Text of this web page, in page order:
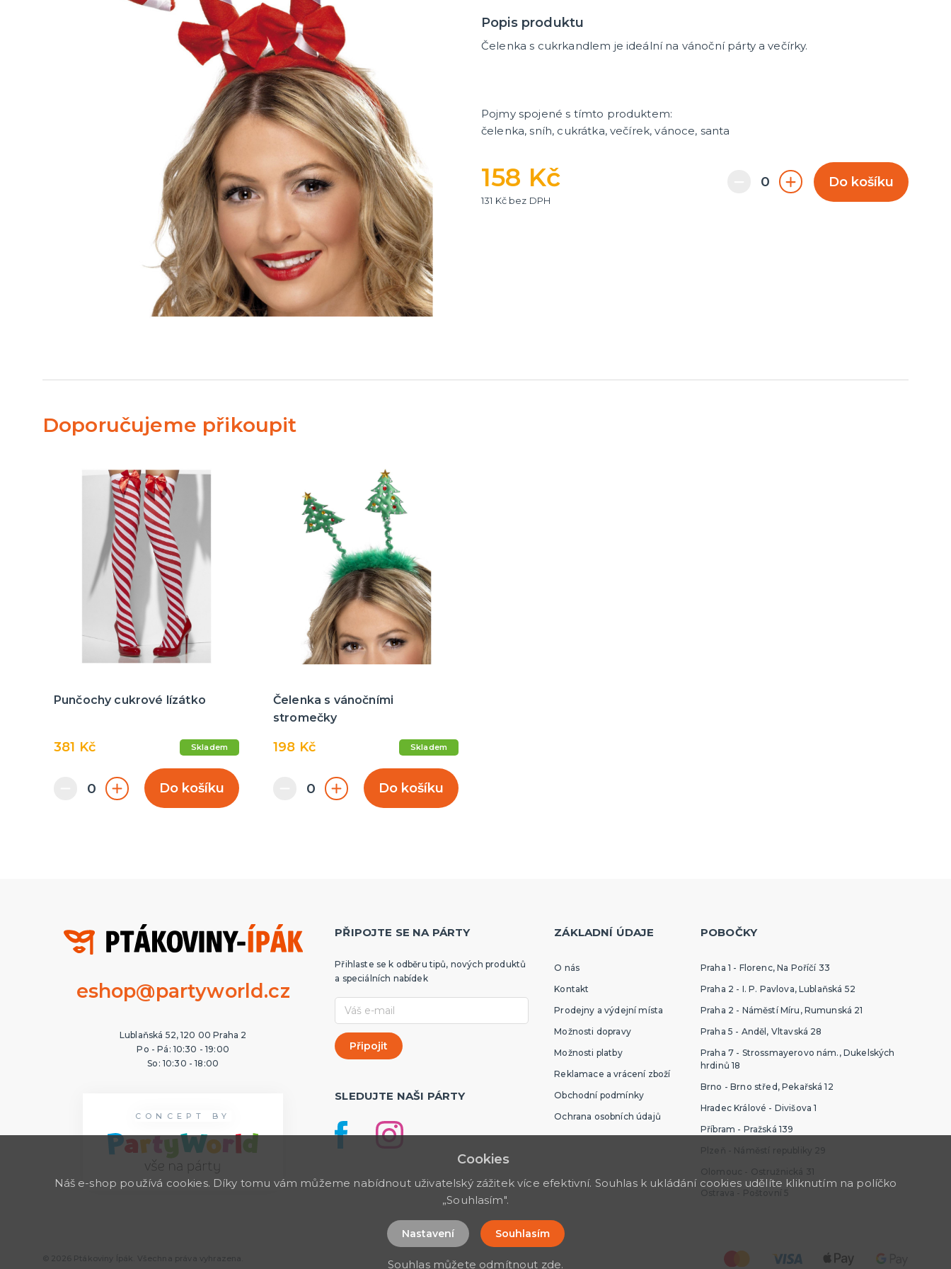
Popis produktu
Čelenka s cukrkandlem je ideální na vánoční párty a večírky.
Pojmy spojené s tímto produktem:
čelenka, sníh, cukrátka, večírek, vánoce, santa
158 Kč
131 Kč bez DPH
Do košíku
Doporučujeme přikoupit
Punčochy cukrové lízátko
381 Kč Skladem
Do košíku
Čelenka s vánočními
stromečky
198 Kč Skladem
Do košíku
eshop@partyworld.cz
Lublaňská 52, 120 00 Praha 2
Po - Pá: 10:30 - 19:00
So: 10:30 - 18:00
CONCEPT BY
PŘIPOJTE SE NA PÁRTY
Přihlaste se k odběru tipů, nových produktů
a speciálních nabídek
SLEDUJTE NAŠI PÁRTY
ZÁKLADNÍ ÚDAJE
O nás
Kontakt
Prodejny a výdejní místa
Možnosti dopravy
Možnosti platby
Reklamace a vrácení zboží
Obchodní podmínky
Ochrana osobních údajů
POBOČKY
Praha 1 - Florenc, Na Poříčí 33
Praha 2 - I. P. Pavlova, Lublaňská 52
Praha 2 - Náměstí Míru, Rumunská 21
Praha 5 - Anděl, Vltavská 28
Praha 7 - Strossmayerovo nám., Dukelských
hrdinů 18
Brno - Brno střed, Pekařská 12
Hradec Králové - Divišova 1
Příbram - Pražská 139
Plzeň - Náměstí republiky 29
Olomouc - Ostružnická 31
Ostrava - Poštovní 5
© 2026 Ptákoviny Ípák. Všechna práva vyhrazena.
Cookies
Náš e-shop používá cookies. Díky tomu vám můžeme nabídnout uživatelský zážitek více efektivní. Souhlas k ukládání cookies udělíte kliknutím na políčko
„Souhlasím".
Nastavení Souhlasím
Souhlas můžete odmítnout zde.